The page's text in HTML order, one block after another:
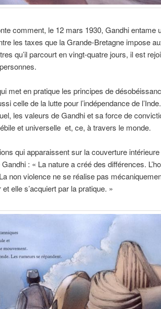
comment, le 12 mars 1930, Gandhi entame
les taxes que la Grande-Bretagne impose
qu’il parcourt en vingt-quatre jours, il est
met en pratique les principes de
celle de la lutte pour l’indépendance de l’Inde.
les valeurs de Gandhi et sa force de
et universelle et, ce, à travers le monde.
qui apparaissent sur la couverture
: « La nature a créé des différences.
non violence ne se réalise pas
elle s’acquiert par la pratique. »